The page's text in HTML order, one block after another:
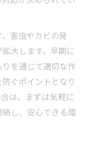
害虫やカビの発
大します。早期に
を通じて適切な作
ぐポイントとなり
は、まずは気軽に
し、安心できる環